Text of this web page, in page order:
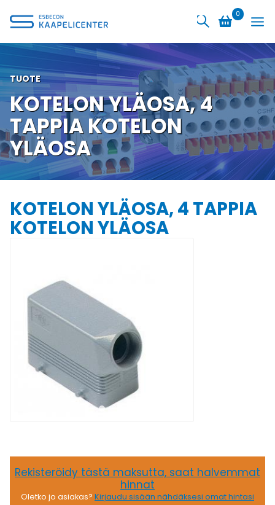
sisältöön
0
TUOTE
KOTELON YLÄOSA, 4
TAPPIA KOTELON
YLÄOSA
KOTELON YLÄOSA, 4 TAPPIA
KOTELON YLÄOSA
Rekisteröidy tästä maksutta, saat halvemmat
hinnat
Oletko jo asiakas? Kirjaudu sisään nähdäksesi omat hintasi